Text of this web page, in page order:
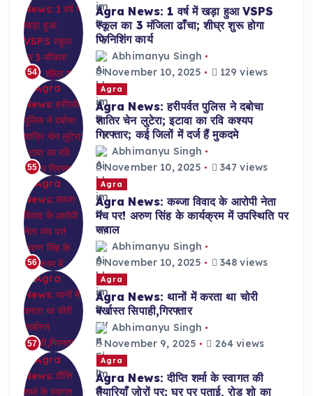
54
Agra News: 1 वर्ष में खड़ा हुआ VSPS
स्कूल का 3 मंजिला ढाँचा; शीघ्र शुरू होगा
फिनिशिंग कार्य
Abhimanyu Singh
November 10, 2025
129 views
55
Agra
Agra News: हरीपर्वत पुलिस ने दबोचा
शातिर चेन लुटेरा; इटावा का रवि कश्यप
गिरफ्तार; कई जिलों में दर्ज हैं मुकदमे
Abhimanyu Singh
November 10, 2025
347 views
56
Agra
Agra News: कब्जा विवाद के आरोपी नेता
मंच पर! अरुण सिंह के कार्यक्रम में उपस्थिति पर
सवाल
Abhimanyu Singh
November 10, 2025
348 views
57
Agra
Agra News: थानों में करता था चोरी
बर्खास्त सिपाही,गिरफ्तार
Abhimanyu Singh
November 9, 2025
264 views
Agra
Agra News: दीप्ति शर्मा के स्वागत की
तैयारियाँ ज़ोरों पर; घर पर पुताई, रोड शो का